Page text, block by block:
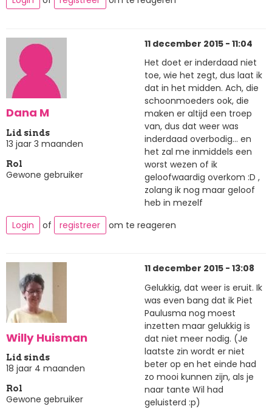
Dana M
Lid sinds
13 jaar 3 maanden
Rol
Gewone gebruiker
11 december 2015 - 11:04
Het doet er inderdaad niet
toe, wie het zegt, dus laat ik
dat in het midden. Ach, die
schoonmoeders ook, die
maken er altijd een troep
van, dus dat weer was
inderdaad overbodig... en
het zal me inmiddels een
worst wezen of ik
geloofwaardig overkom :D ,
zolang ik nog maar geloof
heb in mezelf
Login
of registreer om te reageren
Willy Huisman
Lid sinds
18 jaar 4 maanden
Rol
Gewone gebruiker
11 december 2015 - 13:08
Gelukkig, dat weer is eruit. Ik
was even bang dat ik Piet
Paulusma nog moest
inzetten maar gelukkig is
dat niet meer nodig. (Je
laatste zin wordt er niet
beter op en het einde had
zo mooi kunnen zijn, als je
naar tante Wil had
geluisterd :p)